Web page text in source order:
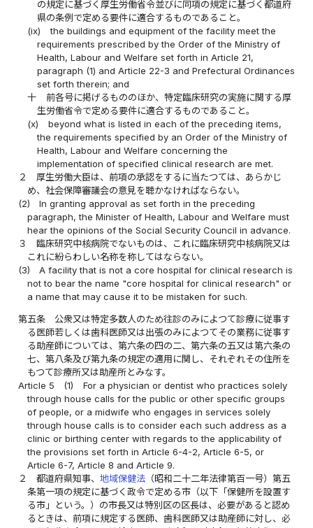
の規定に基づく厚生労働省令並びに同項の規定に基づく都道府
県の条例で定める要件に適合するものであること。
(ix)
the buildings and equipment of the facility meet the
requirements prescribed by the Order of the Ministry of
Health, Labour and Welfare set forth in Article 21,
paragraph (1) and Article 22-3 and Prefectural Ordinances
set forth therein; and
十
前各号に掲げるもののほか、特定臨床研究の実施に関する厚
生労働省令で定める要件に適合するものであること。
(x)
beyond what is listed in each of the preceding items,
the requirements specified by an Order of the Ministry of
Health, Labour and Welfare concerning the
implementation of specified clinical research are met.
２
厚生労働大臣は、前項の承認をするに当たつては、あらかじ
め、社会保障審議会の意見を聴かなければならない。
(2)
In granting approval as set forth in the preceding
paragraph, the Minister of Health, Labour and Welfare must
hear the opinions of the Social Security Council in advance.
３
臨床研究中核病院でないものは、これに臨床研究中核病院又は
これに紛らわしい名称を称してはならない。
(3)
A facility that is not a core hospital for clinical research is
not to bear the name "core hospital for clinical research" or
a name that may cause it to be mistaken for such.
第五条
公衆又は特定多数人のため往診のみによつて診療に従事す
る医師若しくは歯科医師又は出張のみによつてその業務に従事す
る助産師については、第六条の四の二、第六条の五又は第六条の
七、第八条及び第九条の規定の適用に関し、それぞれその住所を
もつて診療所又は助産所とみなす。
Article 5
(1)
For a physician or dentist who practices solely
through house calls for the public or other specific groups
of people, or a midwife who engages in services solely
through house calls is to consider each such address as a
clinic or birthing center with regards to the applicability of
the provisions set forth in Article 6-4-2, Article 6-5, or
Article 6-7, Article 8 and Article 9.
２
都道府県知事、地域保健法 （昭和二十二年法律第百一号）第五
条第一項の規定に基づく政令で定める市（以下「保健所を設置す
る市」という。）の市長又は特別区の区長は、必要があると認め
るときは、前項に規定する医師、歯科医師又は助産師に対し、必